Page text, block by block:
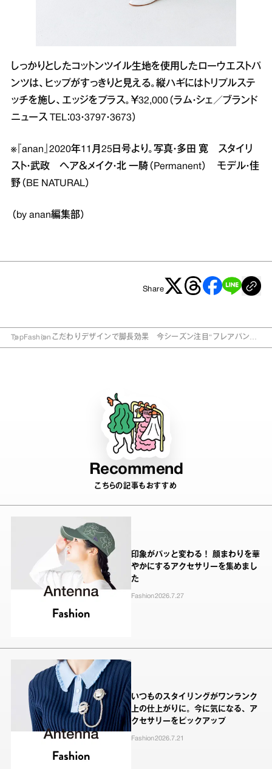
しっかりとしたコットンツイル生地を使用したローウエストパ
ンツは、ヒップがすっきりと見える。縦ハギにはトリプルステ
ッチを施し、エッジをプラス。￥32,000（ラム・シェ／ブランド
ニュース TEL：03・3797・3673）
※『anan』2020年11月25日号より。写真・多田 寛 スタイリ
スト・武政 ヘア＆メイク・北 一騎（Permanent） モデル・佳
野（BE NATURAL）
（by anan編集部）
Share
TopFashion こだわりデザインで脚長効果 今シーズン注目“フレアパン
Recommend
こちらの記事もおすすめ
印象がパッと変わる！ 顔まわりを華
やかにするアクセサリーを集めまし
た
Fashion2026.7.27
いつものスタイリングがワンランク
上の仕上がりに。今に気になる、ア
クセサリーをピックアップ
Fashion2026.7.21